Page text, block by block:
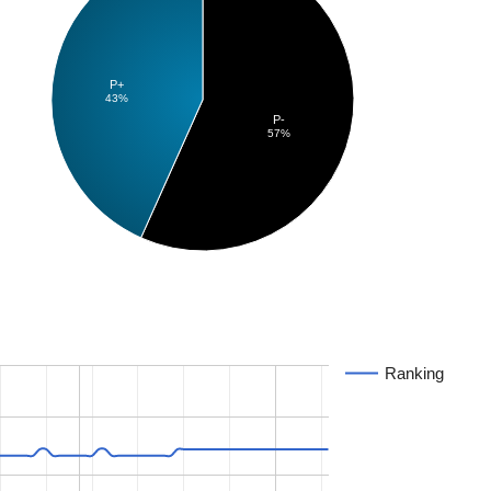
P-
57%
P+
43%
Ranking